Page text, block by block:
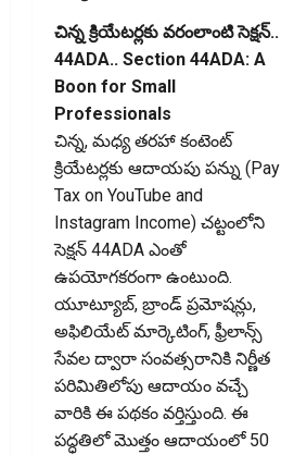
చిన్న క్రియేటర్లకు వరంలాంటి సెక్షన్‌..
44ADA.. Section 44ADA: A
Boon for Small
Professionals
చిన్న, మధ్య తరహా కంటెంట్‌
క్రియేటర్లకు ఆదాయపు పన్ను (Pay
Tax on YouTube and
Instagram Income) చట్టంలోని
సెక్షన్‌ 44ADA ఎంతో
ఉపయోగకరంగా ఉంటుంది.
యూట్యూబ్‌, బ్రాండ్‌ ప్రమోషన్లు,
అఫిలియేట్‌ మార్కెటింగ్‌, ఫ్రీలాన్స్‌
సేవల ద్వారా సంవత్సరానికి నిర్ణీత
పరిమితిలోపు ఆదాయం వచ్చే
వారికి ఈ పథకం వర్తిస్తుంది. ఈ
పద్ధతిలో మొత్తం ఆదాయంలో 50